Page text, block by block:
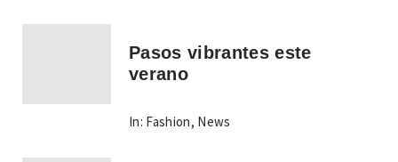
Pasos vibrantes este
verano
In: Fashion, News